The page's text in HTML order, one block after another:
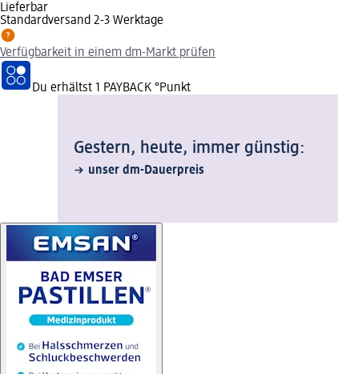
Lieferbar
Standardversand 2-3 Werktage
Verfügbarkeit in einem dm-Markt prüfen
Du erhältst 1 PAYBACK °Punkt
Gestern, heute, immer günstig:
unser dm-Dauerpreis